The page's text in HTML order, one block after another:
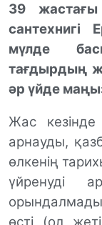
39
сантехнигі
мүлде
тағдырдың
әр үйде
Жас кезінде
арнауды,
өлкенің
үйренуді